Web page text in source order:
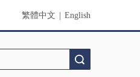
繁體中文 English